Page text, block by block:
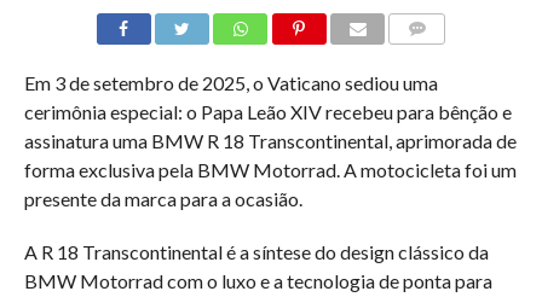
Em 3 de setembro de 2025, o Vaticano sediou uma
cerimônia especial: o Papa Leão XIV recebeu para bênção e
assinatura uma BMW R 18 Transcontinental, aprimorada de
forma exclusiva pela BMW Motorrad. A motocicleta foi um
presente da marca para a ocasião.
A R 18 Transcontinental é a síntese do design clássico da
BMW Motorrad com o luxo e a tecnologia de ponta para